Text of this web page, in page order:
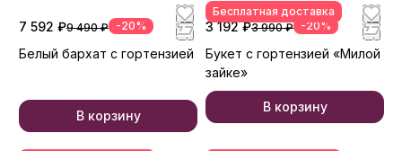
7 592 ₽9 490 ₽ -20%
Белый бархат с гортензией
В корзину
Бесплатная доставка
3 192 ₽3 990 ₽ -20%
Букет с гортензией «Милой
зайке»
В корзину